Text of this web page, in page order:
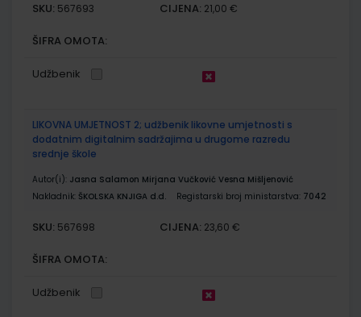
SKU: 567693 CIJENA: 21,00 €
ŠIFRA OMOTA:
Udžbenik
LIKOVNA UMJETNOST 2; udžbenik likovne umjetnosti s
dodatnim digitalnim sadržajima u drugome razredu
srednje škole
Autor(i): Jasna Salamon Mirjana Vučković Vesna Mišljenović
Nakladnik: ŠKOLSKA KNJIGA d.d. Registarski broj ministarstva: 7042
SKU: 567698 CIJENA: 23,60 €
ŠIFRA OMOTA:
Udžbenik